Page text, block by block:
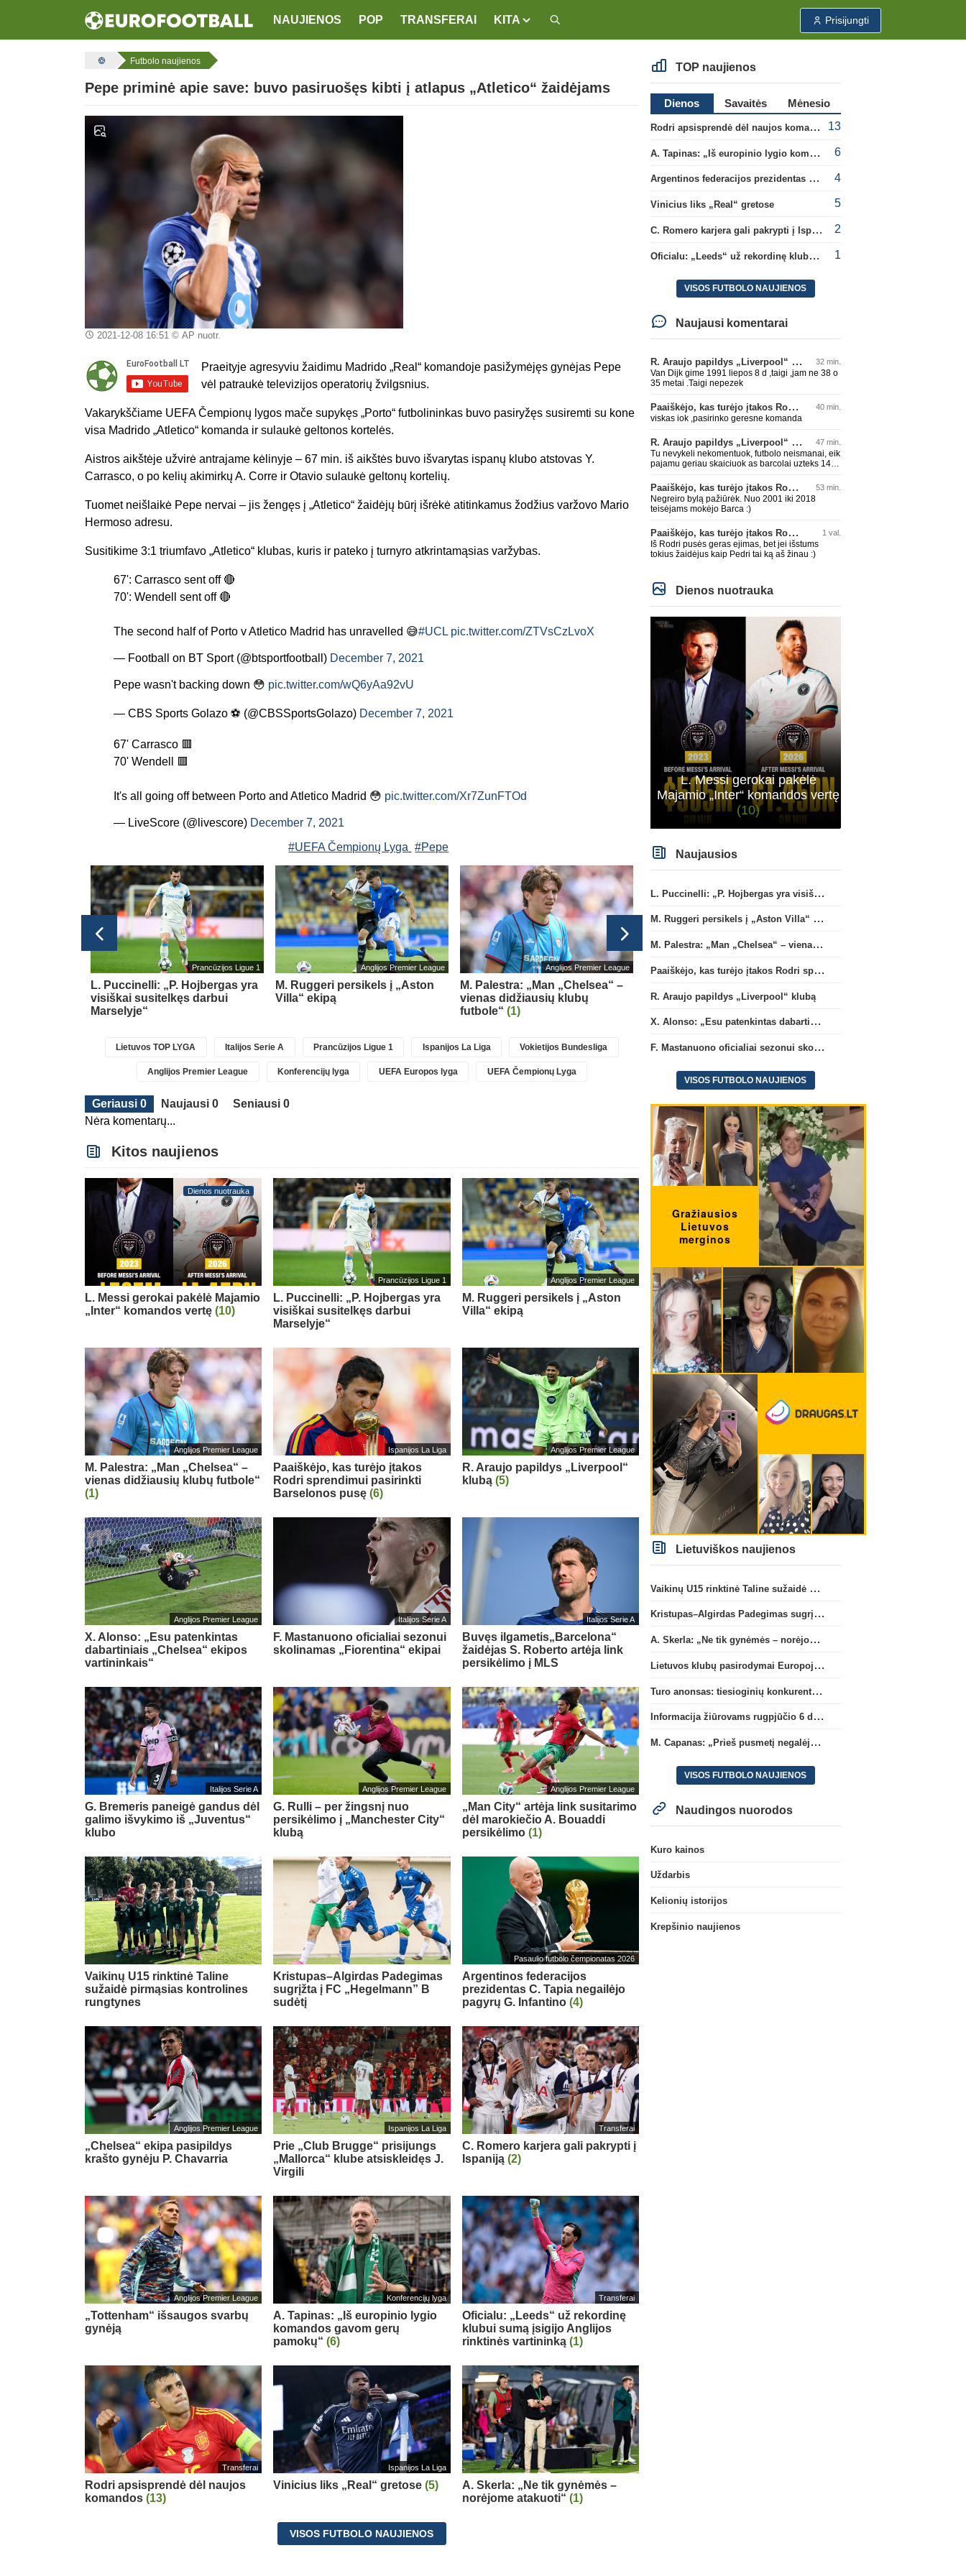
NAUJIENOS POP TRANSFERAI KITA Prisijungti
Futbolo naujienos
Pepe priminė apie save: buvo pasiruošęs kibti į atlapus „Atletico“ žaidėjams
2021-12-08 16:51 © AP nuotr.
Praeityje agresyviu žaidimu Madrido „Real“ komandoje pasižymėjęs gynėjas Pepe
vėl patraukė televizijos operatorių žvilgsnius.
Vakarykščiame UEFA Čempionų lygos mače supykęs „Porto“ futbolininkas buvo pasiryžęs susiremti su kone
visa Madrido „Atletico“ komanda ir sulaukė geltonos kortelės.
Aistros aikštėje užvirė antrajame kėlinyje – 67 min. iš aikštės buvo išvarytas ispanų klubo atstovas Y.
Carrasco, o po kelių akimirkų A. Corre ir Otavio sulaukė geltonų kortelių.
Tuomet neišlaikė Pepe nervai – jis žengęs į „Atletico“ žaidėjų būrį išrėkė atitinkamus žodžius varžovo Mario
Hermoso adresu.
Susitikime 3:1 triumfavo „Atletico“ klubas, kuris ir pateko į turnyro atkrintamąsias varžybas.
67': Carrasco sent off 🔴
70': Wendell sent off 🔴
The second half of Porto v Atletico Madrid has unravelled 😅#UCL pic.twitter.com/ZTVsCzLvoX
— Football on BT Sport (@btsportfootball) December 7, 2021
Pepe wasn't backing down 😳 pic.twitter.com/wQ6yAa92vU
— CBS Sports Golazo ⚽️ (@CBSSportsGolazo) December 7, 2021
67' Carrasco 🟥
70' Wendell 🟥
It's all going off between Porto and Atletico Madrid 😳 pic.twitter.com/Xr7ZunFTOd
— LiveScore (@livescore) December 7, 2021
#UEFA Čempionų Lyga
#Pepe
Prancūzijos Ligue 1
L. Puccinelli: „P. Hojbergas yra
visiškai susitelkęs darbui
Marselyje“
Anglijos Premier League
M. Ruggeri persikels į „Aston
Villa“ ekipą
Anglijos Premier League
M. Palestra: „Man „Chelsea“ –
vienas didžiausių klubų
futbole“ (1)
Ispanijos La Liga
Rodri sprendimui pasirinkti
Lietuvos TOP LYGA Italijos Serie A Prancūzijos Ligue 1 Ispanijos La Liga Vokietijos Bundesliga
Anglijos Premier League Konferencijų lyga UEFA Europos lyga UEFA Čempionų Lyga
Geriausi 0 Naujausi 0
Seniausi 0
Nėra komentarų...
Kitos naujienos
Dienos nuotrauka
L. Messi gerokai pakėlė Majamio
„Inter“ komandos vertę (10)
Prancūzijos Ligue 1
L. Puccinelli: „P. Hojbergas yra
visiškai susitelkęs darbui
Marselyje“
Anglijos Premier League
M. Ruggeri persikels į „Aston
Villa“ ekipą
Anglijos Premier League
M. Palestra: „Man „Chelsea“ –
vienas didžiausių klubų futbole“
(1)
Ispanijos La Liga
Paaiškėjo, kas turėjo įtakos
Rodri sprendimui pasirinkti
Barselonos pusę(6)
Anglijos Premier League
R. Araujo papildys „Liverpool“
klubą (5)
Anglijos Premier League
X. Alonso: „Esu patenkintas
dabartiniais „Chelsea“ ekipos
vartininkais“
Italijos Serie A
F. Mastanuono oficialiai sezonui
skolinamas „Fiorentina“ ekipai
Italijos Serie A
Buvęs ilgametis„Barcelona“
žaidėjas S. Roberto artėja link
persikėlimo į MLS
Italijos Serie A
G. Bremeris paneigė gandus dėl
galimo išvykimo iš „Juventus“
klubo
Anglijos Premier League
G. Rulli – per žingsnį nuo
persikėlimo į „Manchester City“
klubą
Anglijos Premier League
„Man City“ artėja link susitarimo
dėl marokiečio A. Bouaddi
persikėlimo (1)
Vaikinų U15 rinktinė Taline
sužaidė pirmąsias kontrolines
rungtynes
Kristupas–Algirdas Padegimas
sugrįžta į FC „Hegelmann” B
sudėtį
Pasaulio futbolo čempionatas 2026
Argentinos federacijos
prezidentas C. Tapia negailėjo
pagyrų G. Infantino (4)
Anglijos Premier League
„Chelsea“ ekipa pasipildys
krašto gynėju P. Chavarria
Ispanijos La Liga
Prie „Club Brugge“ prisijungs
„Mallorca“ klube atsiskleidęs J.
Virgili
Transferai
C. Romero karjera gali pakrypti į
Ispaniją (2)
Anglijos Premier League
„Tottenham“ išsaugos svarbų
gynėją
Konferencijų lyga
A. Tapinas: „Iš europinio lygio
komandos gavom gerų
pamokų“(6)
Transferai
Oficialu: „Leeds“ už rekordinę
klubui sumą įsigijo Anglijos
rinktinės vartininką (1)
Transferai
Rodri apsisprendė dėl naujos
komandos (13)
Ispanijos La Liga
Vinicius liks „Real“ gretose(5)
A. Skerla: „Ne tik gynėmės –
norėjome atakuoti“ (1)
VISOS FUTBOLO NAUJIENOS
TOP naujienos
Dienos Savaitės
Mėnesio
Rodri apsisprendė dėl naujos komandos
13
A. Tapinas: „Iš europinio lygio komandos gavom gerų pamokų“ 6
Argentinos federacijos prezidentas C. Tapia negailėjo pagyrų G. Infantino 4
Vinicius liks „Real“ gretose 5
C. Romero karjera gali pakrypti į Ispaniją 2
Oficialu: „Leeds“ už rekordinę klubui sumą įsigijo Anglijos rinktinės vartininką 1
VISOS FUTBOLO NAUJIENOS
Naujausi komentarai
R. Araujo papildys „Liverpool“ klubą 32 min.
Van Dijk gime 1991 liepos 8 d ,taigi ,jam ne 38 o
35 metai .Taigi nepezek
Paaiškėjo, kas turėjo įtakos Rodri sprendimui pasirinkti Barselonos pusę 40 min.
viskas iok ,pasirinko geresne komanda
R. Araujo papildys „Liverpool“ klubą 47 min.
Tu nevykeli nekomentuok, futbolo neismanai, eik
pajamu geriau skaiciuok as barcolai uzteks 140
Paaiškėjo, kas turėjo įtakos Rodri sprendimui pasirinkti Barselonos pusę 53 min.
Negreiro bylą pažiūrėk. Nuo 2001 iki 2018
teisėjams mokėjo Barca :)
Paaiškėjo, kas turėjo įtakos Rodri sprendimui pasirinkti Barselonos pusę 1 val.
Iš Rodri pusės geras ejimas, bet jei išstums
tokius žaidėjus kaip Pedri tai ką aš žinau :)
Dienos nuotrauka
L. Messi gerokai pakėlė
Majamio „Inter“ komandos vertę
(10)
Naujausios
L. Puccinelli: „P. Hojbergas yra visiškai susitelkęs darbui Marselyje“
M. Ruggeri persikels į „Aston Villa“ ekipą
M. Palestra: „Man „Chelsea“ – vienas didžiausių klubų futbole“
Paaiškėjo, kas turėjo įtakos Rodri sprendimui pasirinkti Barselonos pusę
R. Araujo papildys „Liverpool“ klubą
X. Alonso: „Esu patenkintas dabartiniais „Chelsea“ ekipos vartininkais“
F. Mastanuono oficialiai sezonui skolinamas „Fiorentina“ ekipai
VISOS FUTBOLO NAUJIENOS
Lietuviškos naujienos
Vaikinų U15 rinktinė Taline sužaidė pirmąsias kontrolines rungtynes
Kristupas–Algirdas Padegimas sugrįžta į FC „Hegelmann” B sudėtį
A. Skerla: „Ne tik gynėmės – norėjome atakuoti“
Lietuvos klubų pasirodymai Europoje: patirti pralaimėjimai Kroatijos atstovams
Turo anonsas: tiesioginių konkurentų dvikova Gargžduose
Informacija žiūrovams rugpjūčio 6 d. UEFA rungtynėms
M. Capanas: „Prieš pusmetį negalėjau net įsivaizduoti, kad žaisime prieš „Hajduk“
VISOS FUTBOLO NAUJIENOS
Naudingos nuorodos
Kuro kainos
Uždarbis
Kelionių istorijos
Krepšinio naujienos